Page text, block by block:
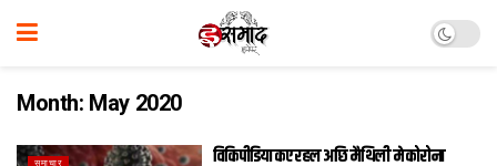
Month: May 2020
समाचार
विकिपीडिया कए रहल अछि मैथि‍ली मे कोरोना